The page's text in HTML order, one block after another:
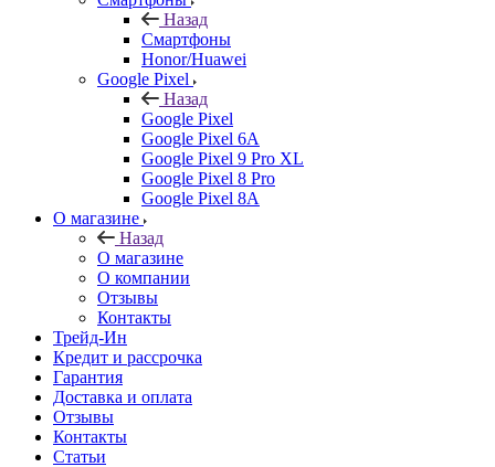
Назад
Смартфоны
Honor/Huawei
Google Pixel
Назад
Google Pixel
Google Pixel 6A
Google Pixel 9 Pro XL
Google Pixel 8 Pro
Google Pixel 8A
О магазине
Назад
О магазине
О компании
Отзывы
Контакты
Трейд-Ин
Кредит и рассрочка
Гарантия
Доставка и оплата
Отзывы
Контакты
Статьи